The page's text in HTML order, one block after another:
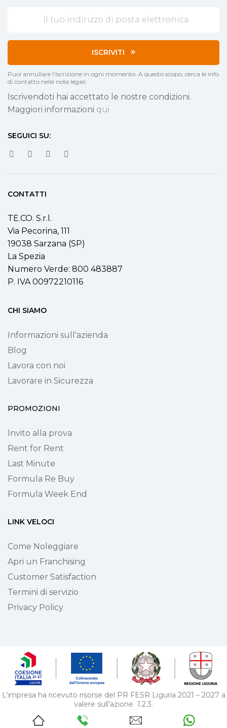
ISCRIVITI
Puoi annullare l'iscrizione in ogni momento. A questo scopo, cerca le info
di contatto nelle note legali.
Iscrivendoti hai accettato le nostre condizioni.
Maggiori informazioni qui
SEGUICI SU:
CONTATTI
TE.CO. S.r.l.
Via Pecorina, 111
19038 Sarzana (SP)
La Spezia
Numero Verde: 800 483887
P. IVA 00972210116
CHI SIAMO
Informazioni sull'azienda
Blog
Lavora con noi
Lavorare in Sicurezza
PROMOZIONI
Invito alla prova
Rent for Rent
Last Minute
Formula Re Buy
Formula Week End
LINK VELOCI
Come Noleggiare
Apri un Franchising
Customer Satisfaction
Termini di servizio
Privacy Policy
L’impresa ha ricevuto risorse del PR FESR Liguria 2021 – 2027 a
valere sull’azione 1.2.3.
Bando supporto allo sviluppo di progetti di digitalizzazione nelle
MPMI – pos. 379.